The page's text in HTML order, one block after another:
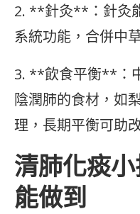
2. **針灸**：針灸
系統功能，合併中
3. **飲食平衡**：
陰潤肺的食材，如
理，長期平衡可助
清肺化痰
能做到